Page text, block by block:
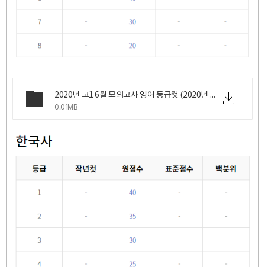
2020년 고1 6월 모의고사 영어 등급컷 (2020년 6월 18일 목요일 시행).png
0.01MB